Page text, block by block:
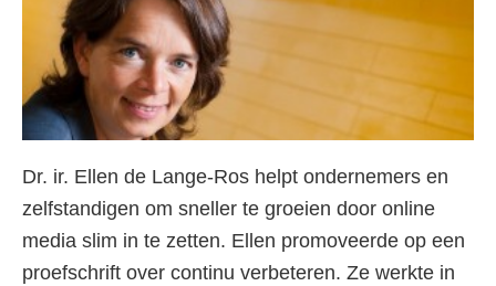
Dr. ir. Ellen de Lange-Ros helpt ondernemers en
zelfstandigen om sneller te groeien door online
media slim in te zetten. Ellen promoveerde op een
proefschrift over continu verbeteren. Ze werkte in